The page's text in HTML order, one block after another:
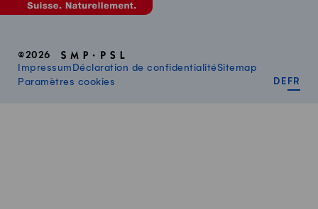
©2026
Impressum Déclaration de confidentialitéSitemap
Paramètres cookies
DE FR